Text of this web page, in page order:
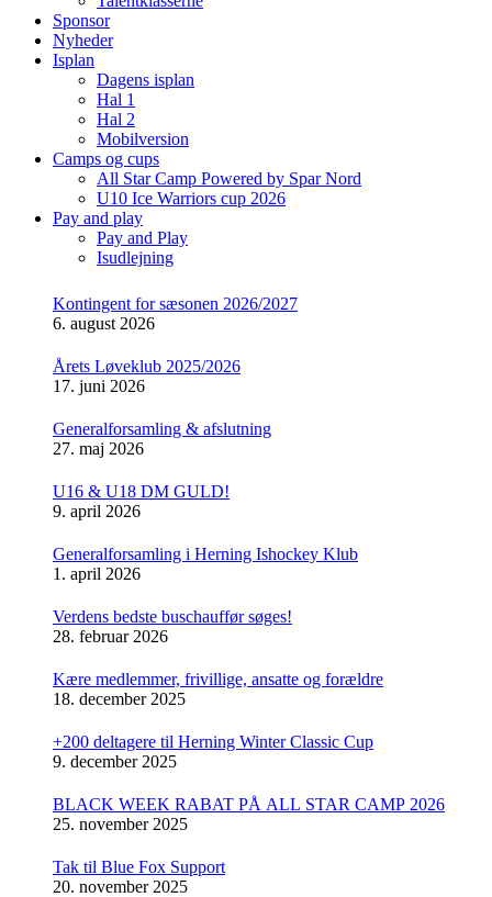
Sponsor
Nyheder
Isplan
Dagens isplan
Hal 1
Hal 2
Mobilversion
Camps og cups
All Star Camp Powered by Spar Nord
U10 Ice Warriors cup 2026
Pay and play
Pay and Play
Isudlejning
Kontingent for sæsonen 2026/2027
6. august 2026
Årets Løveklub 2025/2026
17. juni 2026
Generalforsamling & afslutning
27. maj 2026
U16 & U18 DM GULD!
9. april 2026
Generalforsamling i Herning Ishockey Klub
1. april 2026
Verdens bedste buschauffør søges!
28. februar 2026
Kære medlemmer, frivillige, ansatte og forældre
18. december 2025
+200 deltagere til Herning Winter Classic Cup
9. december 2025
BLACK WEEK RABAT PÅ ALL STAR CAMP 2026
25. november 2025
Tak til Blue Fox Support
20. november 2025